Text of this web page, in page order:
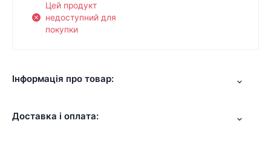
Цей продукт
недоступний для
покупки
Інформація про товар:
Доставка і оплата: